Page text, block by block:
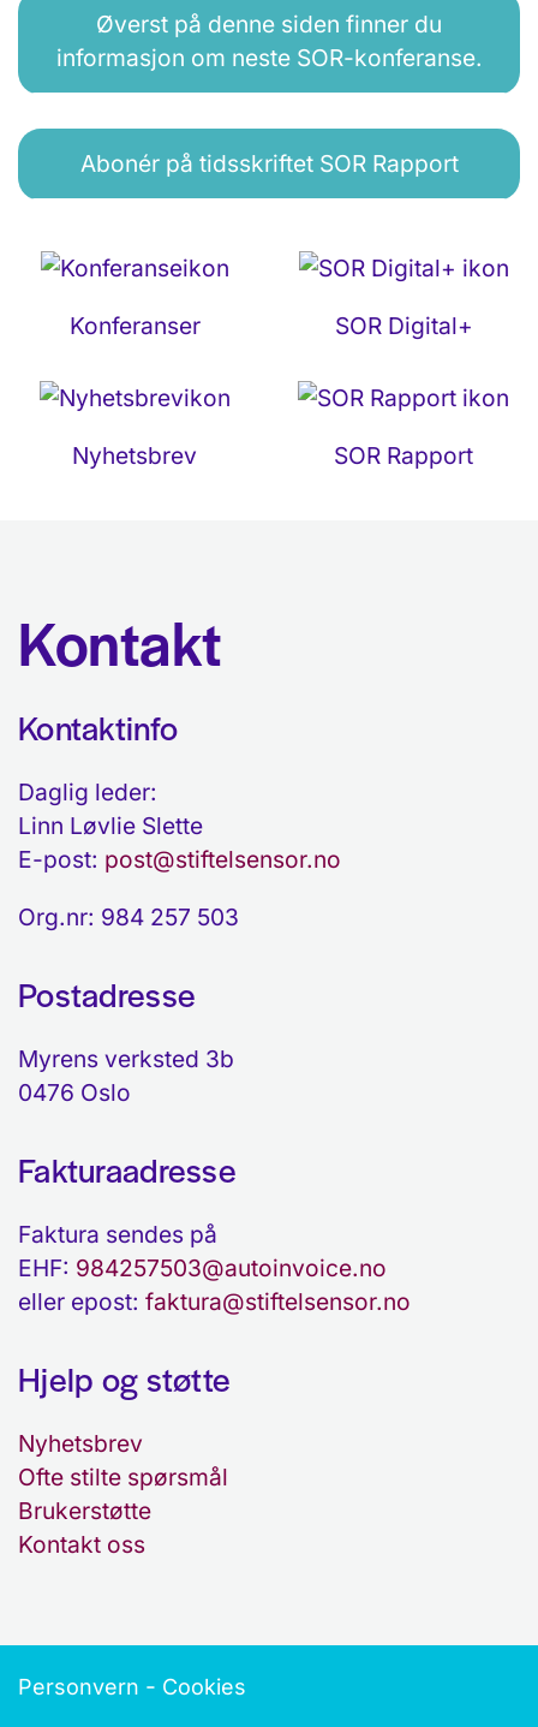
Øverst på denne siden finner du
informasjon om neste SOR-konferanse.
Abonér på tidsskriftet SOR Rapport
Konferanser SOR Digital+
Nyhetsbrev SOR Rapport
Kontakt
Kontaktinfo
Daglig leder:
Linn Løvlie Slette
E-post: post@stiftelsensor.no
Org.nr: 984 257 503
Postadresse
Myrens verksted 3b
0476 Oslo
Fakturaadresse
Faktura sendes på
EHF: 984257503@autoinvoice.no
eller epost: faktura@stiftelsensor.no
Hjelp og støtte
Nyhetsbrev
Ofte stilte spørsmål
Brukerstøtte
Kontakt oss
Personvern - Cookies